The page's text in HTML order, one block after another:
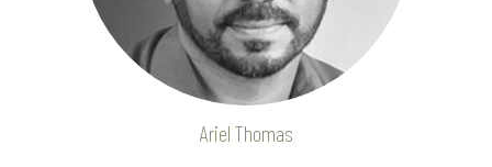
Ariel Thomas